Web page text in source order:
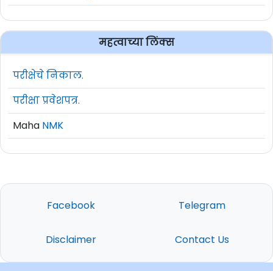
महत्वाच्या लिंक्स
परीक्षेचे निकाल.
परीक्षा प्रवेशपत्र.
Maha NMK
Facebook Telegram
Disclaimer Contact Us